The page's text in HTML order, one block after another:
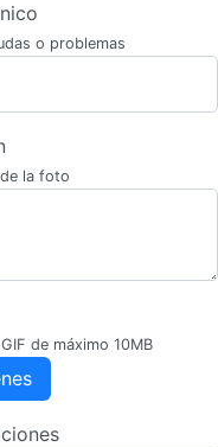
o problemas
la foto
de máximo 10MB